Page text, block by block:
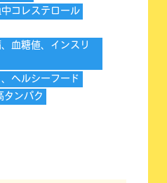
コレステロール
血糖値、インスリ
ヘルシーフード
タンパク